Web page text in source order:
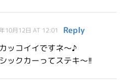
10月12日 AT 12:01
Reply
ッコイイですネ～♪
ックカーってステキ～!!